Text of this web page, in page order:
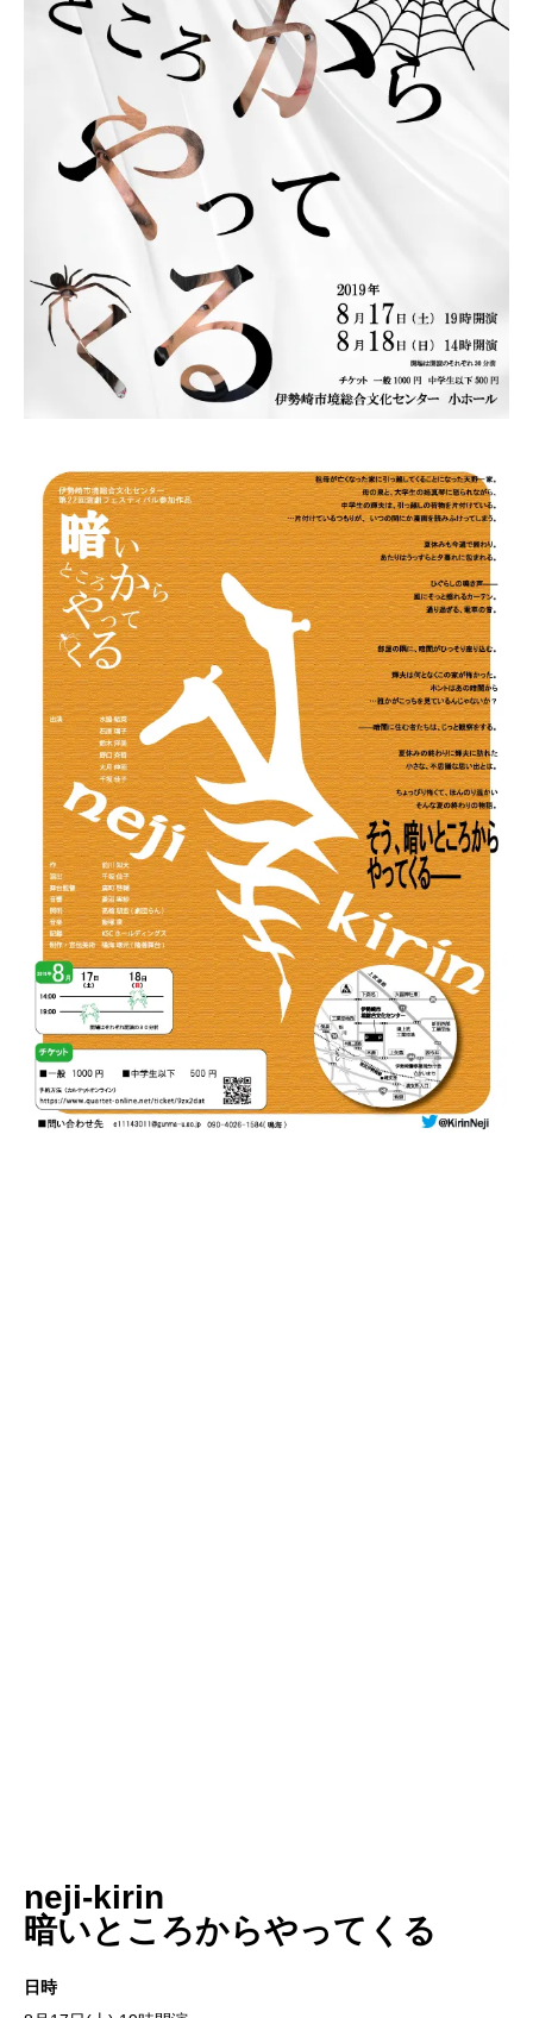
neji-kirin
暗いところからやってくる
日時